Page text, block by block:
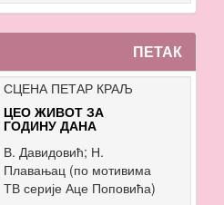
ПЕТАК
СЦЕНА ПЕТАР КРАЉ
ЦЕО ЖИВОТ ЗА
ГОДИНУ ДАНА
В. Давидовић; Н.
Плавањац (по мотивима
ТВ серије Аце Поповића)